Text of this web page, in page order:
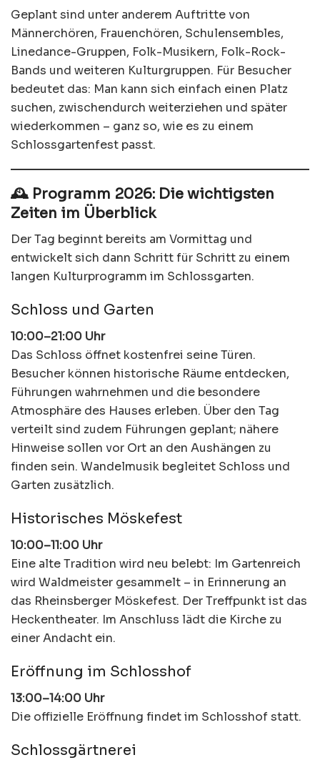
Geplant sind unter anderem Auftritte von
Männerchören, Frauenchören, Schulensembles,
Linedance-Gruppen, Folk-Musikern, Folk-Rock-
Bands und weiteren Kulturgruppen. Für Besucher
bedeutet das: Man kann sich einfach einen Platz
suchen, zwischendurch weiterziehen und später
wiederkommen – ganz so, wie es zu einem
Schlossgartenfest passt.
🕰️ Programm 2026: Die wichtigsten
Zeiten im Überblick
Der Tag beginnt bereits am Vormittag und
entwickelt sich dann Schritt für Schritt zu einem
langen Kulturprogramm im Schlossgarten.
Schloss und Garten
10:00–21:00 Uhr
Das Schloss öffnet kostenfrei seine Türen.
Besucher können historische Räume entdecken,
Führungen wahrnehmen und die besondere
Atmosphäre des Hauses erleben. Über den Tag
verteilt sind zudem Führungen geplant; nähere
Hinweise sollen vor Ort an den Aushängen zu
finden sein. Wandelmusik begleitet Schloss und
Garten zusätzlich.
Historisches Möskefest
10:00–11:00 Uhr
Eine alte Tradition wird neu belebt: Im Gartenreich
wird Waldmeister gesammelt – in Erinnerung an
das Rheinsberger Möskefest. Der Treffpunkt ist das
Heckentheater. Im Anschluss lädt die Kirche zu
einer Andacht ein.
Eröffnung im Schlosshof
13:00–14:00 Uhr
Die offizielle Eröffnung findet im Schlosshof statt.
Schlossgärtnerei